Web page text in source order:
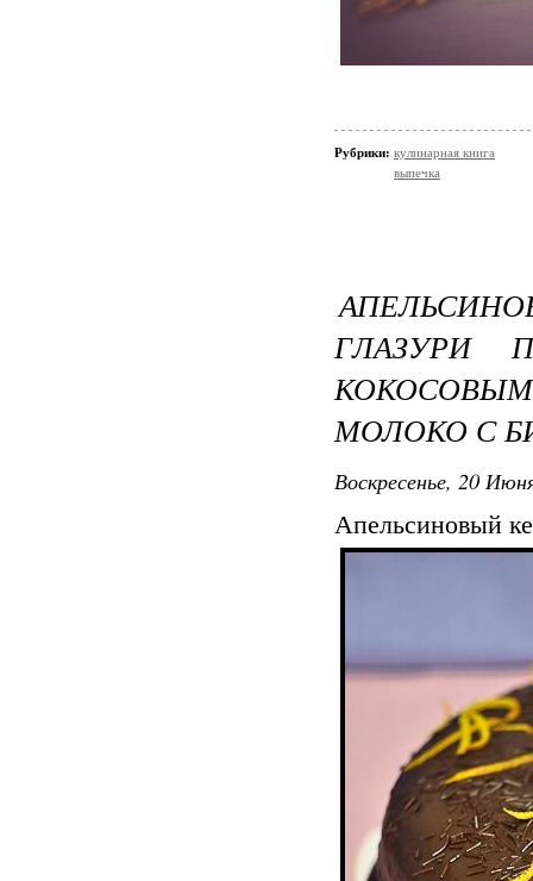
Рубрики: кулинарная книга
выпечка
ГЛАЗУРИ
МОЛОКО С
Воскресенье, 20
Апельсиновый